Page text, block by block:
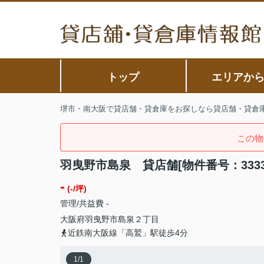
トップ エリアか
堺市・南大阪で貸店舗・貸倉庫をお探しなら貸店舗・貸倉
この
羽曳野市島泉 貸店舗[物件番号：
- (-/坪)
管理/共益費 -
大阪府羽曳野市島泉 ２丁目
近鉄南大阪線「高鷲」駅徒歩4分
1/1